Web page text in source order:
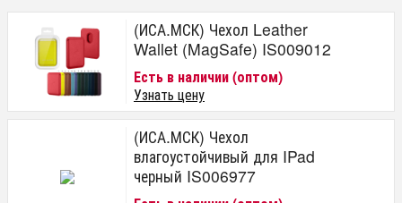
(ИСА.МСК) Чехол Leather
Wallet (MagSafe) IS009012
Есть в наличии (оптом)
Узнать цену
(ИСА.МСК) Чехол
влагоустойчивый для IPad
черный IS006977